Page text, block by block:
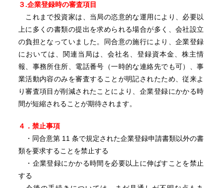
３.企業登録時の審査項目
これまで投資家は、当局の恣意的な運用により、必要以
上に多くの書類の提出を求められる場合が多く、会社設立
の負担となっていました。同合意の施行により、企業登録
においては、関連当局は、会社名、登録資本金、株主情
報、事務所住所、電話番号（一時的な連絡先でも可）、事
業活動内容のみを審査することが明記されたため、従来よ
り審査項目が削減されたことにより、企業登録にかかる時
間が短縮されることが期待されます。
４．禁止事項
・同合意第 11 条で規定された企業登録申請書類以外の書
類を要求することを禁止する
・企業登録にかかる時間を必要以上に伸ばすことを禁止
する